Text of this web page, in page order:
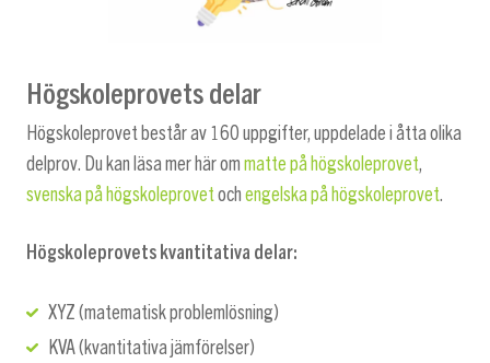
Högskoleprovets delar
Högskoleprovet består av 160 uppgifter, uppdelade i åtta olika
delprov. Du kan läsa mer här om matte på högskoleprovet,
svenska på högskoleprovetoch engelska på högskoleprovet.
Högskoleprovets kvantitativa delar:
XYZ (matematisk problemlösning)
KVA (kvantitativa jämförelser)